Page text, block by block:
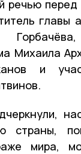
речью
главы
Михаила
и
страны,
мира,